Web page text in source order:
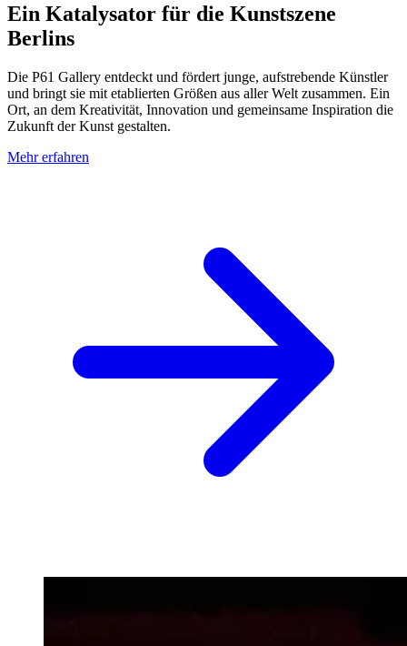
Ein Katalysator für die Kunstszene
Berlins
Die P61 Gallery entdeckt und fördert junge, aufstrebende Künstler
und bringt sie mit etablierten Größen aus aller Welt zusammen. Ein
Ort, an dem Kreativität, Innovation und gemeinsame Inspiration die
Zukunft der Kunst gestalten.
Mehr erfahren